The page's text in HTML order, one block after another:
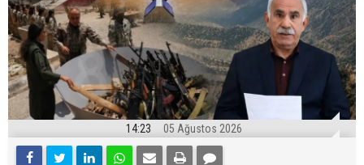
14:23 05 Ağustos 2026